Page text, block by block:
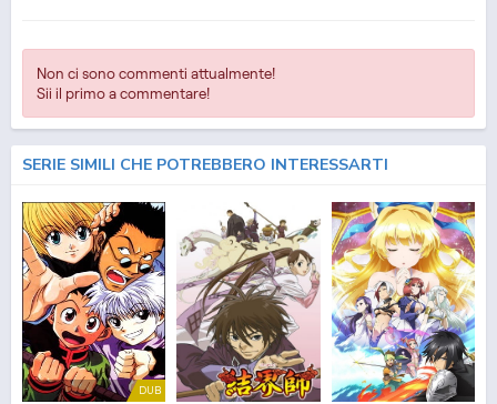
Non ci sono commenti attualmente!
Sii il primo a commentare!
SERIE SIMILI CHE POTREBBERO INTERESSARTI
DUB